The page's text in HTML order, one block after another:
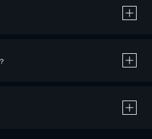
トカード決済による作品の購入 / レンタルです。